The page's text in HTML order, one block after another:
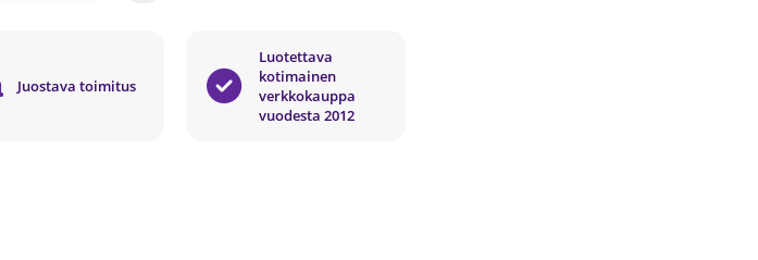
Juostava toimitus
Luotettava
kotimainen
verkkokauppa
vuodesta 2012